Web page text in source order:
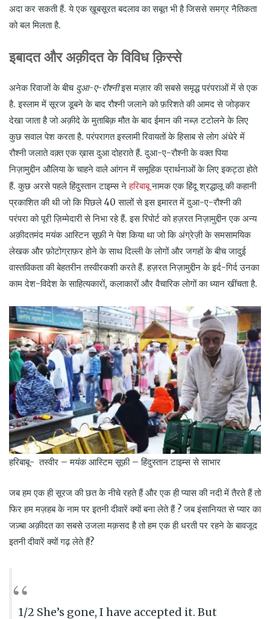
अदा कर सकती हैं. ये एक ख़ूबसूरत बदलाव का सबूत भी है जिससे समग्र नैतिकता
को बल मिलता है.
इबादत और अक़ीदत के विविध क़िस्से
अनेक रिवाजों के बीच दुआ-ए-रौश्नीइस मज़ार की सबसे समृद्ध परंपराओं में से एक
है. इस्लाम में सूरज डूबने के बाद रौश्नी जलाने को फ़रिशते की आमद से जोड़कर
देखा जाता है जो अक़ीदे के मुताबिक़ मौत के बाद ईमान की नब्ज़ टटोलने के लिए
कुछ सवाल पेश करता है. परंपरागत इस्लामी रिवायतों के हिसाब से लोग अंधेरे में
रौश्नी जलाते वक़्त एक ख़ास दुआ दोहराते हैं. दुआ-ए-रौश्नी के वक्त पिया
निज़ामुद्दीन औलिया के चाहने वाले आंगन में समूहिक प्रार्थनाओं के लिए इकट्ठा होते
हैं. कुछ अरसे पहले हिंदुस्तान टाइम्स नेहरिबाबूनामक एक हिंदू श्रद्धालू की कहानी
प्रकाशित की थी जो कि पिछले 40 सालों से इस इमारत में दुआ-ए-रौश्नी की
परंपरा को पूरी ज़िम्मेदारी से निभा रहे हैं. इस रिपोर्ट को हज़रत निज़ामुद्दीन एक अन्य
अक़ीदतमंद मयंक आस्टिन सूफ़ी ने पेश किया था जो कि अंग्रेज़ी के समसामयिक
लेखक और फ़ोटोग्राफ़र होने के साथ दिल्ली के लोगों और जगहों के बीच जादुई
वास्तविकता की बेहतरीन तस्वीरकशी करते हैं. हज़रत निज़ामुद्दीन के इर्द-गिर्द उनका
काम देश-विदेश के साहित्यकारों, कलाकारों और वैचारिक लोगों का ध्यान खींचता है.
हरिबाबू- तस्वीर – मयंक आस्टिम सूफ़ी – हिंदुस्तान टाइम्स से साभार
जब हम एक ही सूरज की छत के नीचे रहते हैं और एक ही प्यास की नदी में तैरते हैं तो
फिर हम मज़हब के नाम पर इतनी दीवारें क्यों बना लेते हैं ? जब इंसानियत से प्यार का
जज़्बा अक़ीदत का सबसे उजला मक़सद है तो हम एक ही धरती पर रहने के बावजूद
इतनी दीवारें क्यों गढ़ लेते हैं?
1/2 She’s gone, I have accepted it. But